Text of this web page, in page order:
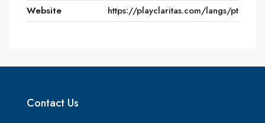
Website
https://playclaritas.com/langs/pt
Contact Us